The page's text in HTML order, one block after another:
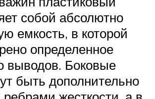
собой абсолютно
емкость, в которой
определенное
выводов. Боковые
быть дополнительно